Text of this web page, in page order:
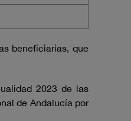
beneficiarias, que
2023 de las
de Andalucía por